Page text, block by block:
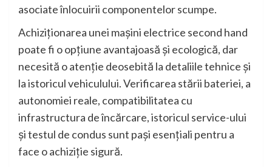
asociate înlocuirii componentelor scumpe.
Achiziționarea unei mașini electrice second hand
poate fi o opțiune avantajoasă și ecologică, dar
necesită o atenție deosebită la detaliile tehnice și
la istoricul vehiculului. Verificarea stării bateriei, a
autonomiei reale, compatibilitatea cu
infrastructura de încărcare, istoricul service-ului
și testul de condus sunt pași esențiali pentru a
face o achiziție sigură.